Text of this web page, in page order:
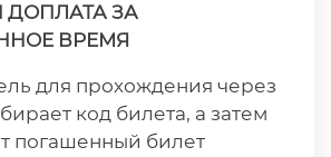
ДОПЛАТА ЗА
ВРЕМЯ
для прохождения через
код билета, а затем
погашенный билет